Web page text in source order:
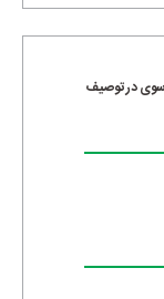
در توصیف